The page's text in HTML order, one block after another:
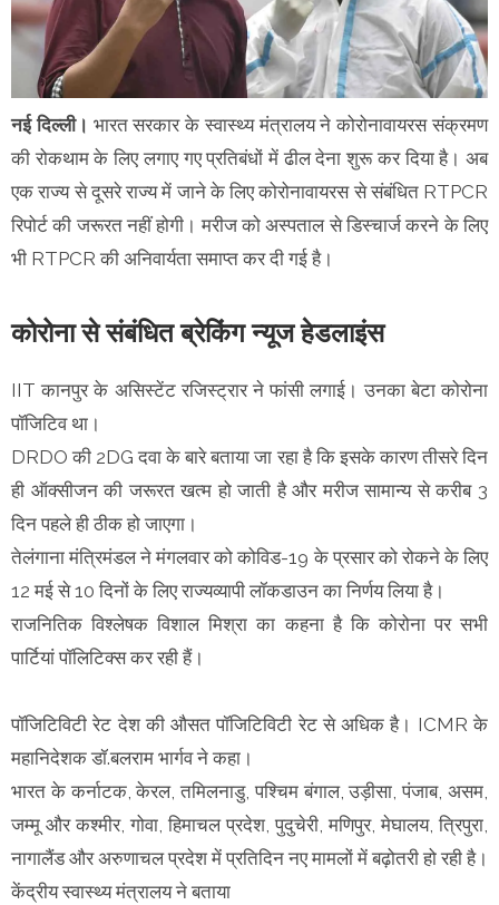
नई दिल्ली। भारत सरकार के स्वास्थ्य मंत्रालय ने कोरोनावायरस संक्रमण
की रोकथाम के लिए लगाए गए प्रतिबंधों में ढील देना शुरू कर दिया है। अब
एक राज्य से दूसरे राज्य में जाने के लिए कोरोनावायरस से संबंधित RTPCR
रिपोर्ट की जरूरत नहीं होगी। मरीज को अस्पताल से डिस्चार्ज करने के लिए
भी RTPCR की अनिवार्यता समाप्त कर दी गई है।
कोरोना से संबंधित ब्रेकिंग न्यूज हेडलाइंस
IIT कानपुर के असिस्टेंट रजिस्ट्रार ने फांसी लगाई। उनका बेटा कोरोना
पॉजिटिव था।
DRDO की 2DG दवा के बारे बताया जा रहा है कि इसके कारण तीसरे दिन
ही ऑक्सीजन की जरूरत खत्म हो जाती है और मरीज सामान्य से करीब 3
दिन पहले ही ठीक हो जाएगा।
तेलंगाना मंत्रिमंडल ने मंगलवार को कोविड-19 के प्रसार को रोकने के लिए
12 मई से 10 दिनों के लिए राज्यव्यापी लॉकडाउन का निर्णय लिया है।
राजनितिक विश्लेषक विशाल मिश्रा का कहना है कि कोरोना पर सभी
पार्टियां पॉलिटिक्स कर रही हैं।
पॉजिटिविटी रेट देश की औसत पॉजिटिविटी रेट से अधिक है। ICMR के
महानिदेशक डॉ.बलराम भार्गव ने कहा।
भारत के कर्नाटक, केरल, तमिलनाडु, पश्चिम बंगाल, उड़ीसा, पंजाब, असम,
जम्मू और कश्मीर, गोवा, हिमाचल प्रदेश, पुदुचेरी, मणिपुर, मेघालय, त्रिपुरा,
नागालैंड और अरुणाचल प्रदेश में प्रतिदिन नए मामलों में बढ़ोतरी हो रही है।
केंद्रीय स्वास्थ्य मंत्रालय ने बताया